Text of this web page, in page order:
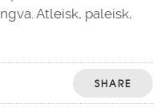
Atleisk, paleisk,
SHARE